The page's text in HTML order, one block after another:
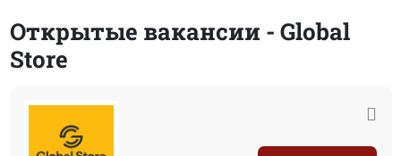
Открытые вакансии - Global
Store